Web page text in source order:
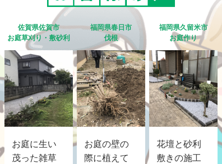
佐賀県佐賀市
お庭草刈り・敷砂利
お庭に生い
茂った雑草
福岡県春日市
伐根
お庭の壁の
際に植えて
福岡県久留米市
お庭作り
花壇と砂利
敷きの施工